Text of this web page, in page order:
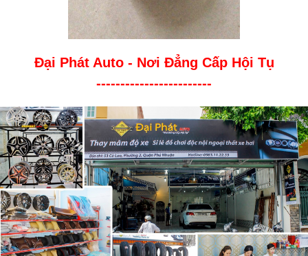
Đại Phát Auto - Nơi Đẳng Cấp Hội Tụ
------------------------